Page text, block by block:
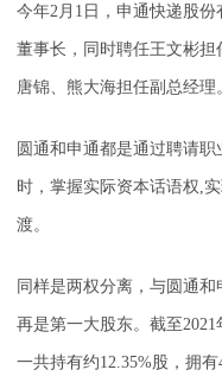
今年2月1日，申通快递股
董事长，同时聘任王文彬担
唐锦、熊大海担任副总经理
圆通和申通都是通过聘请
时，掌握实际资本话语权,
渡。
同样是两权分离，与圆通
再是第一大股东。截至
一共持有约12.35%股，拥